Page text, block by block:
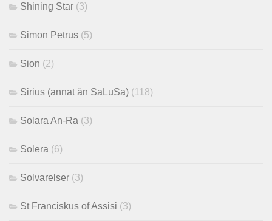
Shining Star (3)
Simon Petrus (5)
Sion (2)
Sirius (annat än SaLuSa) (118)
Solara An-Ra (3)
Solera (6)
Solvarelser (3)
St Franciskus of Assisi (3)